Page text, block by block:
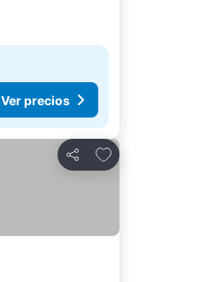
Ver precios
Compartir
Agregar a